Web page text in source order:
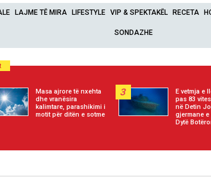
LAJME TË MIRA LIFESTYLE VIP & SPEKTAKËL RECETA
SONDAZHE
Masa ajrore të nxehta
dhe vranësira
kalimtare, parashikimi i
motit për ditën e sotme
3
E vetmja e
pas 83
në Detin
gjermane
Dytë